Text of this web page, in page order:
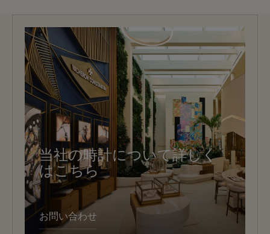
当社の時計について詳しく
はこちら
お問い合わせ